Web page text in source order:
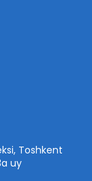
Toshkent
uy